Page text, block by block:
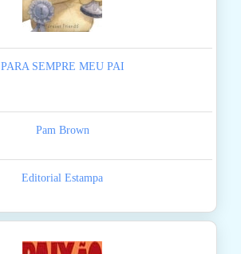
PARA SEMPRE MEU PAI
Pam Brown
Editorial Estampa